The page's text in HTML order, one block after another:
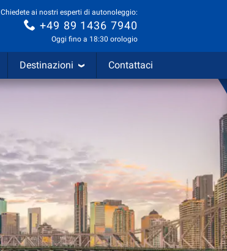
Chiedete ai nostri esperti di autonoleggio:
+49 89 1436 7940
Oggi fino a 18:30 orologio
Destinazioni Contattaci